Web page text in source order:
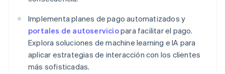
Implementa planes de pago automatizados y
portales de autoserviciopara facilitar el pago.
Explora soluciones de machine learning e IA para
aplicar estrategias de interacción con los clientes
más sofisticadas.